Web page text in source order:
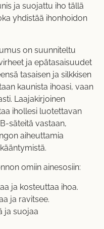
ja suojattu iho tällä
yhdistää ihonhoidon
on suunniteltu
ja epätasaisuudet
tasaisen ja silkkisen
kaunista ihoasi, vaan
Laajakirjoinen
ihollesi luotettavan
säteitä vastaan,
aiheuttamia
omiin ainesosiin:
ja kosteuttaa ihoa.
ja ravitsee.
ja suojaa